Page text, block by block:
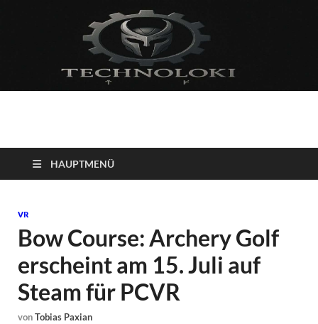
Technoloki: Gaming
und Entertainment
Blockbuster, Indie-Perlen und Retro-Klassiker.
HAUPTMENÜ
VR
Bow Course: Archery Golf
erscheint am 15. Juli auf
Steam für PCVR
vonTobias Paxian